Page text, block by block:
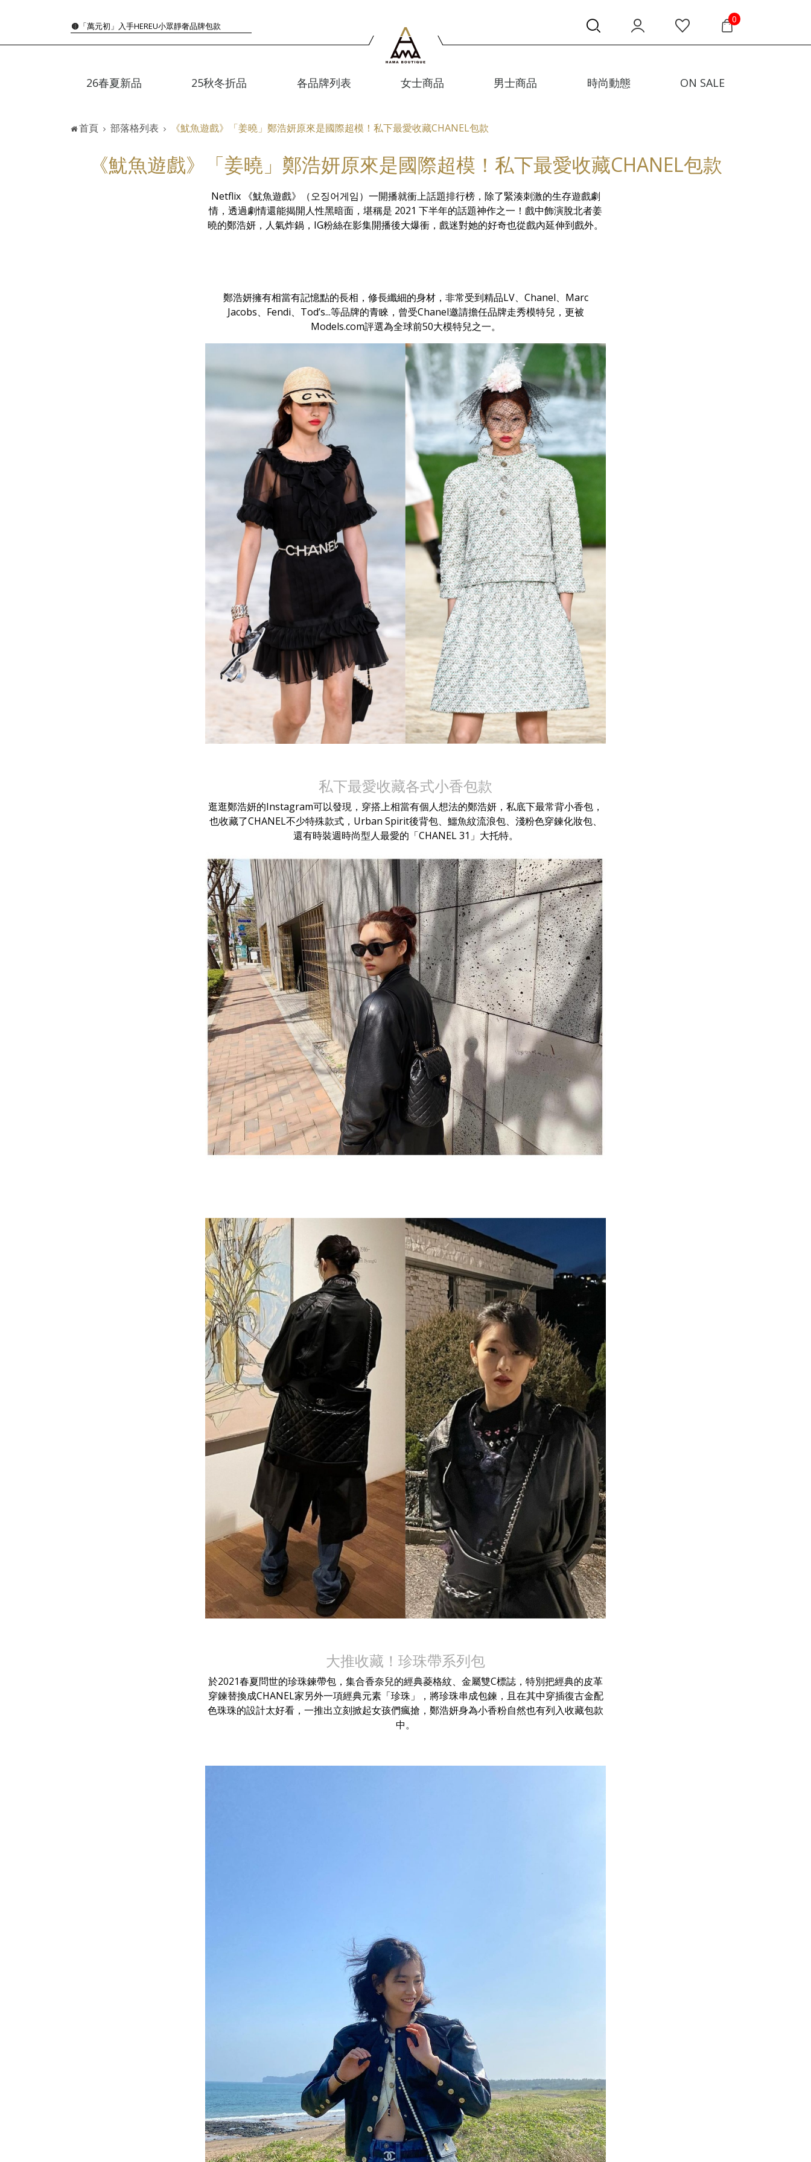
🟤「萬元初」入手HEREU小眾靜奢品牌包款
🟤TODS的義大利經典美學超越了短暫流行
『折扣』降臨，將時髦夏季全部收藏
0
26春夏新品 25秋冬折品 各品牌列表 女士商品 男士商品 時尚動態 ON SALE
首頁 部落格列表 《魷魚遊戲》「姜曉」鄭浩妍原來是國際超模！私下最愛收藏CHANEL包款
《魷魚遊戲》「姜曉」鄭浩妍原來是國際超模！私下最愛收藏CHANEL包款
Netflix 《魷魚遊戲》（오징어게임）一開播就衝上話題排行榜，除了緊湊刺激的生存遊戲劇
情，透過劇情還能揭開人性黑暗面，堪稱是 2021 下半年的話題神作之一！戲中飾演脫北者姜
曉的鄭浩妍，人氣炸鍋，IG粉絲在影集開播後大爆衝，戲迷對她的好奇也從戲內延伸到戲外。
鄭浩妍擁有相當有記憶點的長相，修長纖細的身材，非常受到精品LV、Chanel、Marc
Jacobs、Fendi、Tod’s...等品牌的青睞，曾受Chanel邀請擔任品牌走秀模特兒，更被
Models.com評選為全球前50大模特兒之一。
私下最愛收藏各式小香包款
逛逛鄭浩妍的Instagram可以發現，穿搭上相當有個人想法的鄭浩妍，私底下最常背小香包，
也收藏了CHANEL不少特殊款式，Urban Spirit後背包、鱷魚紋流浪包、淺粉色穿鍊化妝包、
還有時裝週時尚型人最愛的「CHANEL 31」大托特。
大推收藏！珍珠帶系列包
於2021春夏問世的珍珠鍊帶包，集合香奈兒的經典菱格紋、金屬雙C標誌，特別把經典的皮革
穿鍊替換成CHANEL家另外一項經典元素「珍珠」，將珍珠串成包鍊，且在其中穿插復古金配
色珠珠的設計太好看，一推出立刻掀起女孩們瘋搶，鄭浩妍身為小香粉自然也有列入收藏包款
中。